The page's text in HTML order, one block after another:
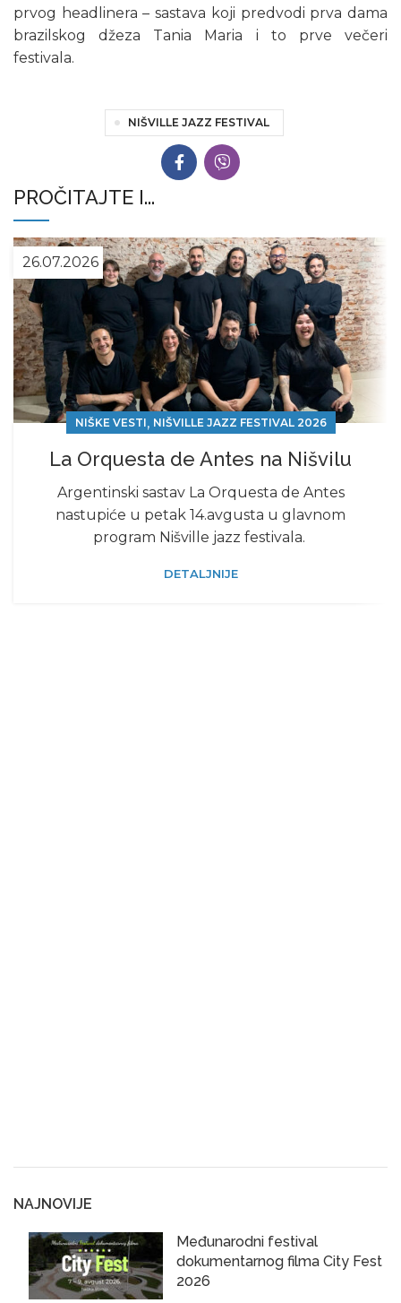
prvog headlinera – sastava koji predvodi prva dama
brazilskog džeza Tania Maria i to prve večeri
festivala.
NIŠVILLE JAZZ FESTIVAL
PROČITAJTE I...
26.07.2026
NIŠKE VESTI, NIŠVILLE JAZZ FESTIVAL 2026
La Orquesta de Antes na Nišvilu
Argentinski sastav La Orquesta de Antes
nastupiće u petak 14.avgusta u glavnom
program Nišville jazz festivala.
DETALJNIJE
NAJNOVIJE
Međunarodni festival
dokumentarnog filma City Fest
2026